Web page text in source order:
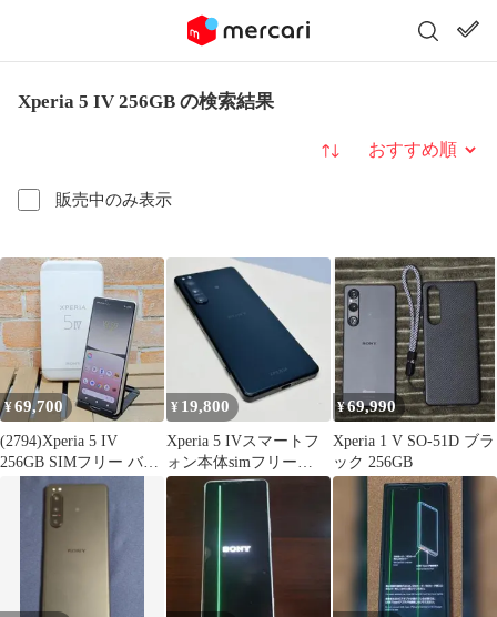
Xperia 5 IV 256GB の検索結果
販売中のみ表示
並び替え
¥69,700
(2794)Xperia 5 IV
256GB SIMフリー バッ
テリ良好◎
¥ 19,800
Xperia 5 IVスマートフ
ォン本体simフリー
A0385
¥69,990
Xperia 1 V SO-51D ブラ
ック 256GB